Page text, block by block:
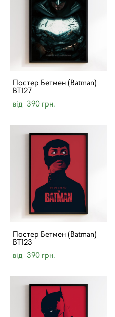
Постер Бетмен (Batman)
BT127
від 390 грн.
Постер Бетмен (Batman)
BT123
від 390 грн.